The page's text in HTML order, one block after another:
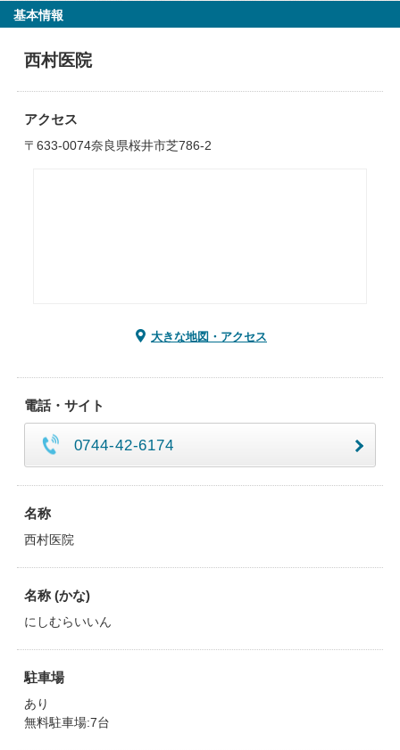
基本情報
西村医院
アクセス
〒633-0074奈良県桜井市芝786-2
大きな地図・アクセス
電話・サイト
0744-42-6174
名称
西村医院
名称 (かな)
にしむらいいん
駐車場
あり
無料駐車場:7台